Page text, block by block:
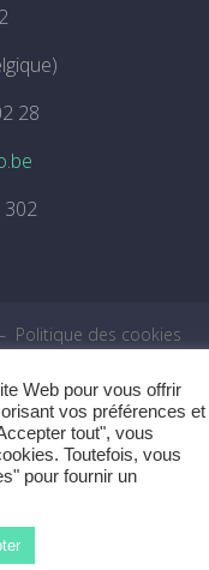
28
302
Politique des cookies
Web pour vous offrir
vos préférences et
tout", vous
Toutefois, vous
pour fournir un